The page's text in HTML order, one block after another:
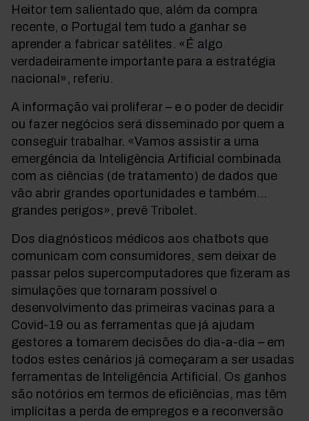
Heitor tem salientado que, além da compra
recente, o Portugal tem tudo a ganhar se
aprender a fabricar satélites. «É algo
verdadeiramente importante para a estratégia
nacional», referiu.
A informação vai proliferar – e o poder de decidir
ou fazer negócios será disseminado por quem a
conseguir trabalhar. «Vamos assistir a uma
emergência da Inteligência Artificial combinada
com as ciências (de tratamento) de dados que
vão abrir grandes oportunidades e também…
grandes perigos», prevê Tribolet.
Dos diagnósticos médicos aos chatbots que
comunicam com consumidores, sem deixar de
passar pelos supercomputadores que fizeram as
simulações que tornaram possível o
desenvolvimento das primeiras vacinas para a
Covid-19 ou as ferramentas que já ajudam
gestores a tomarem decisões do dia-a-dia – em
todos estes cenários já começaram a ser usadas
ferramentas de Inteligência Artificial. Os ganhos
são notórios em termos de eficiências, mas têm
implícitas a perda de empregos e a reconversão